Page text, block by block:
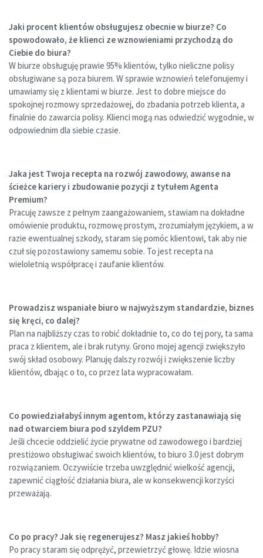
Jaki procent klientów obsługujesz obecnie w biurze? Co
spowodowało, że klienci ze wznowieniami przychodzą do
Ciebie do biura?
W biurze obsługuję prawie 95% klientów, tylko nieliczne polisy
obsługiwane są poza biurem. W sprawie wznowień telefonujemy i
umawiamy się z klientami w biurze. Jest to dobre miejsce do
spokojnej rozmowy sprzedażowej, do zbadania potrzeb klienta, a
finalnie do zawarcia polisy. Klienci mogą nas odwiedzić wygodnie, w
odpowiednim dla siebie czasie.
Jaka jest Twoja recepta na rozwój zawodowy, awanse na
ścieżce kariery i zbudowanie pozycji z tytułem Agenta
Premium?
Pracuję zawsze z pełnym zaangażowaniem, stawiam na dokładne
omówienie produktu, rozmowę prostym, zrozumiałym językiem, a w
razie ewentualnej szkody, staram się pomóc klientowi, tak aby nie
czuł się pozostawiony samemu sobie. To jest recepta na
wieloletnią współpracę i zaufanie klientów.
Prowadzisz wspaniałe biuro w najwyższym standardzie, biznes
się kręci, co dalej?
Plan na najbliższy czas to robić dokładnie to, co do tej pory, ta sama
praca z klientem, ale i brak rutyny. Grono mojej agencji zwiększyło
swój skład osobowy. Planuję dalszy rozwój i zwiększenie liczby
klientów, dbając o to, co przez lata wypracowałam.
Co powiedziałabyś innym agentom, którzy zastanawiają się
nad otwarciem biura pod szyldem PZU?
Jeśli chcecie oddzielić życie prywatne od zawodowego i bardziej
prestiżowo obsługiwać swoich klientów, to biuro 3.0 jest dobrym
rozwiązaniem. Oczywiście trzeba uwzględnić wielkość agencji,
zapewnić ciągłość działania biura, ale w konsekwencji korzyści
przeważają.
Co po pracy? Jak się regenerujesz? Masz jakieś hobby?
Po pracy staram się odprężyć, przewietrzyć głowę. Idzie wiosna